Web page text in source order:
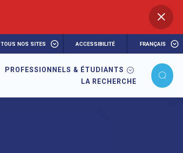
TOUS NOS SITES ACCESSIBILITÉ FRANÇAIS
PROFESSIONNELS & ÉTUDIANTS
LA RECHERCHE